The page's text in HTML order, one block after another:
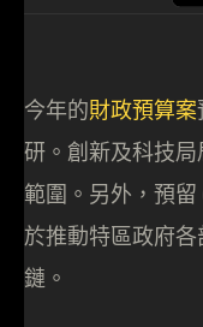
今年的財政預算案
研。創新及科技
範圍。另外，預
於推動特區政府
鏈。